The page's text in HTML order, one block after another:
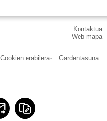
Cookien erabilera Gardentasuna
Kontaktua
Web mapa